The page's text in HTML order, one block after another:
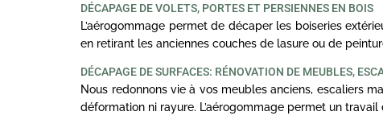
DÉCAPAGE DE VOLETS, PORTES ET PERSIENNES EN BOIS
L’aérogommage permet de décaper les boiseries
en retirant les anciennes couches de lasure ou de
DÉCAPAGE DE SURFACES: RÉNOVATION DE MEUBLES,
Nous redonnons vie à vos meubles anciens, escaliers
déformation ni rayure. L’aérogommage permet un travail